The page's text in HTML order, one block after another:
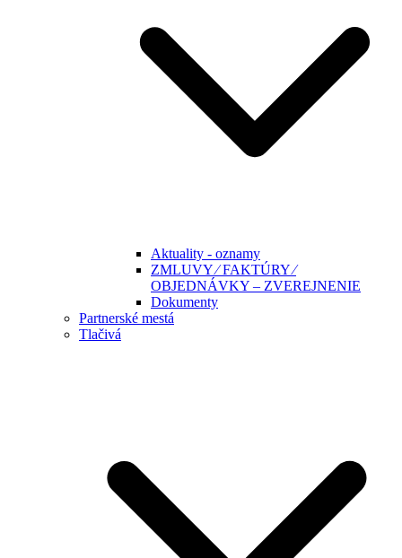
Aktuality - oznamy
ZMLUVY ⁄ FAKTÚRY ⁄
OBJEDNÁVKY – ZVEREJNENIE
Dokumenty
Partnerské mestá
Tlačivá